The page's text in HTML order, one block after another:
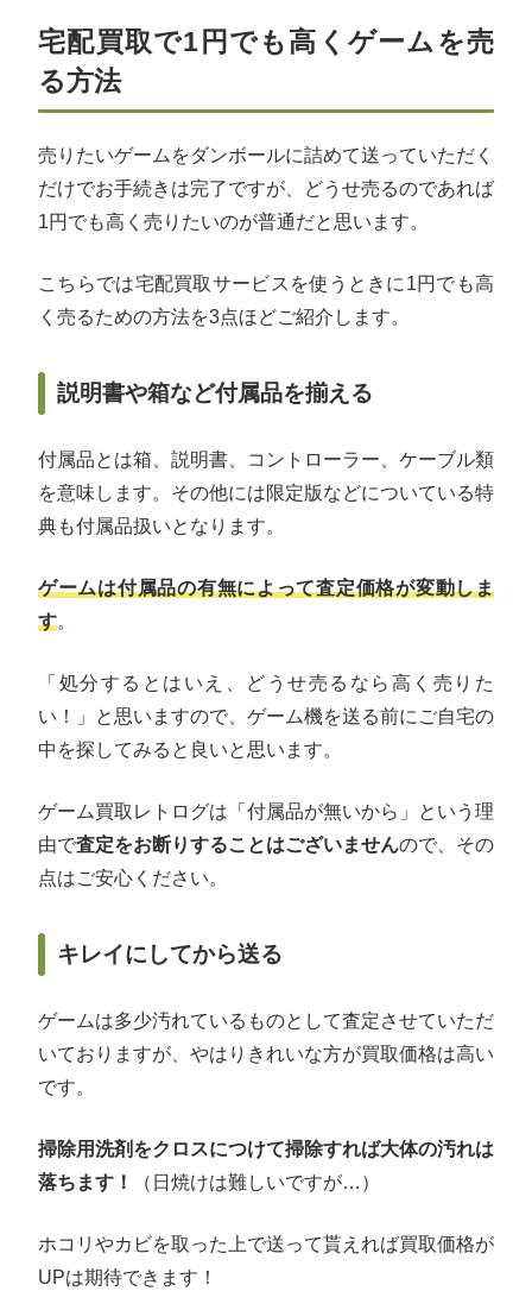
宅配買取で1円でも高くゲームを売
る方法
売りたいゲームをダンボールに詰めて送っていただく
だけでお手続きは完了ですが、どうせ売るのであれば
1円でも高く売りたいのが普通だと思います。
こちらでは宅配買取サービスを使うときに1円でも高
く売るための方法を3点ほどご紹介します。
説明書や箱など付属品を揃える
付属品とは箱、説明書、コントローラー、ケーブル類
を意味します。その他には限定版などについている特
典も付属品扱いとなります。
ゲームは付属品の有無によって査定価格が変動しま
す。
「処分するとはいえ、どうせ売るなら高く売りた
い！」と思いますので、ゲーム機を送る前にご自宅の
中を探してみると良いと思います。
ゲーム買取レトログは「付属品が無いから」という理
由で査定をお断りすることはございませんので、その
点はご安心ください。
キレイにしてから送る
ゲームは多少汚れているものとして査定させていただ
いておりますが、やはりきれいな方が買取価格は高い
です。
掃除用洗剤をクロスにつけて掃除すれば大体の汚れは
落ちます！
（日焼けは難しいですが…）
ホコリやカビを取った上で送って貰えれば買取価格が
UPは期待できます！